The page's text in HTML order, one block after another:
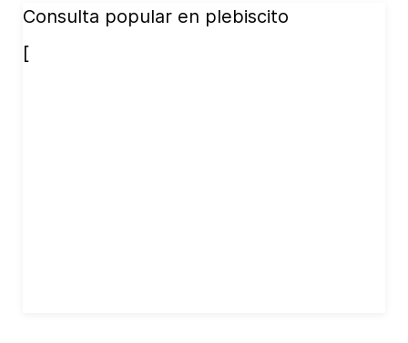
Consulta popular en plebiscito
[